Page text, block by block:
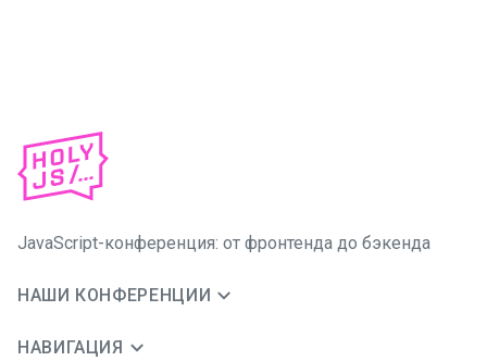
JavaScript-конференция: от фронтенда до бэкенда
НАШИ КОНФЕРЕНЦИИ
НАВИГАЦИЯ